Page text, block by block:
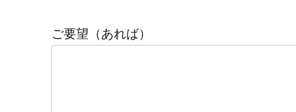
ご要望（あれば）